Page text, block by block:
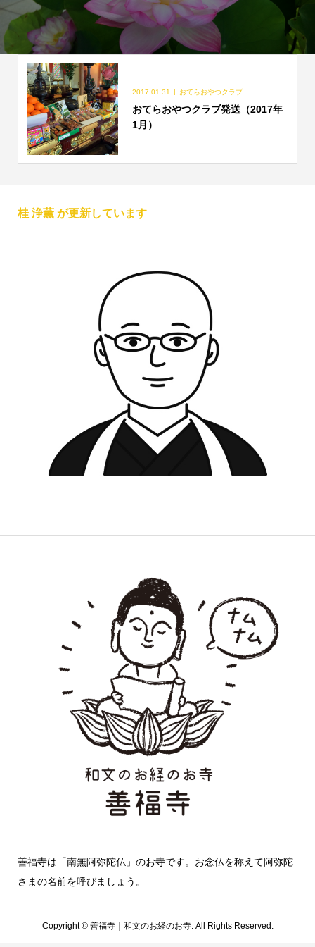
2017.01.31 おてらおやつクラブ
おてらおやつクラブ発送（2017年
1月）
桂 浄薫 が更新しています
善福寺は「南無阿弥陀仏」のお寺です。お念仏を称えて阿弥陀
さまの名前を呼びましょう。
Copyright ©善福寺｜和文のお経のお寺. All Rights Reserved.